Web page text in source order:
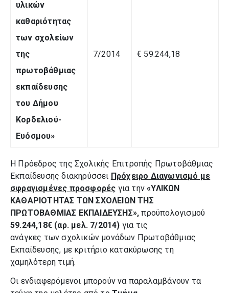
υλικών
καθαριότητας
των σχολείων
της
πρωτοβάθμιας
εκπαίδευσης
του Δήμου
Κορδελιού-
Ευόσμου»
7/2014 € 59.244,18
Η Πρόεδρος της Σχολικής Επιτροπής Πρωτοβάθμιας
Εκπαίδευσης διακηρύσσει Πρόχειρο Διαγωνισμό με
σφραγισμένες προσφορές για την«ΥΛΙΚΩΝ
ΚΑΘΑΡΙΟΤΗΤΑΣ ΤΩΝ ΣΧΟΛΕΙΩΝ ΤΗΣ
ΠΡΩΤΟΒΑΘΜΙΑΣ ΕΚΠΑΙΔΕΥΣΗΣ»,προϋπολογισμού
59.244,18€ (αρ. μελ. 7/2014) για τις
ανάγκες των σχολικών μονάδων Πρωτοβάθμιας
Εκπαίδευσης, με κριτήριο κατακύρωσης τη
χαμηλότερη τιμή.
Οι ενδιαφερόμενοι μπορούν να παραλαμβάνουν τα